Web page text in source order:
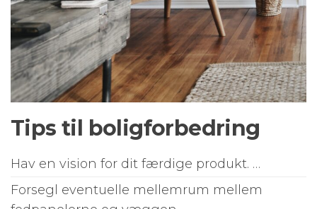
Tips til boligforbedring
Hav en vision for dit færdige produkt. …
Forsegl eventuelle mellemrum mellem